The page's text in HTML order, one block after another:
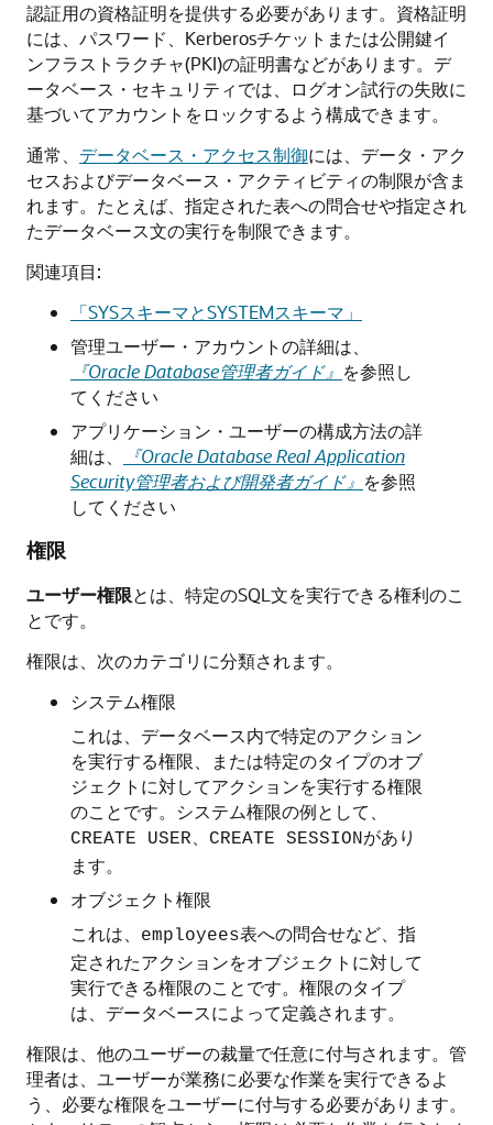
認証用の資格証明を提供する必要があります。資格証明
には、パスワード、Kerberosチケットまたは公開鍵イ
ンフラストラクチャ(PKI)の証明書などがあります。デ
ータベース・セキュリティでは、ログオン試行の失敗に
基づいてアカウントをロックするよう構成できます。
通常、 データベース・アクセス制御には、データ・アク
セスおよびデータベース・アクティビティの制限が含ま
れます。たとえば、指定された表への問合せや指定され
たデータベース文の実行を制限できます。
関連項目:
「SYSスキーマとSYSTEMスキーマ」
管理ユーザー・アカウントの詳細は、
『Oracle Database管理者ガイド』 を参照し
てください
アプリケーション・ユーザーの構成方法の詳
細は、
『Oracle Database Real Application
Security管理者および開発者ガイド』 を参照
してください
権限
ユーザー権限とは、特定のSQL文を実行できる権利のこ
とです。
権限は、次のカテゴリに分類されます。
システム権限
これは、データベース内で特定のアクション
を実行する権限、または特定のタイプのオブ
ジェクトに対してアクションを実行する権限
のことです。システム権限の例として、
CREATE USER CREATE SESSIONがあり
ます。
オブジェクト権限
これは、
employees表への問合せなど、指
定されたアクションをオブジェクトに対して
実行できる権限のことです。権限のタイプ
は、データベースによって定義されます。
権限は、他のユーザーの裁量で任意に付与されます。管
理者は、ユーザーが業務に必要な作業を実行できるよ
う、必要な権限をユーザーに付与する必要があります。